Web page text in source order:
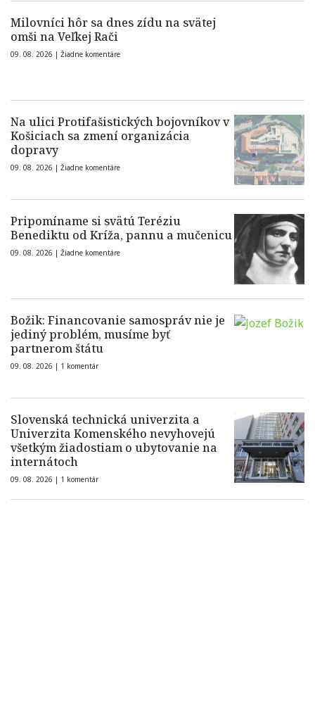
Milovníci hôr sa dnes zídu na svätej
omši na Veľkej Rači
09. 08. 2026 | Žiadne komentáre
Na ulici Protifašistických bojovníkov v
Košiciach sa zmení organizácia
dopravy
09. 08. 2026 | Žiadne komentáre
Pripomíname si svätú Teréziu
Benediktu od Kríža, pannu a mučenicu
09. 08. 2026 | Žiadne komentáre
Božik: Financovanie samospráv nie je
jediný problém, musíme byť
partnerom štátu
09. 08. 2026 | 1 komentár
Slovenská technická univerzita a
Univerzita Komenského nevyhovejú
všetkým žiadostiam o ubytovanie na
internátoch
09. 08. 2026 | 1 komentár